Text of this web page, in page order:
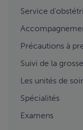
aside
Service
Précautions à
Suivi de la
Les unités de
Spécialités
Examens